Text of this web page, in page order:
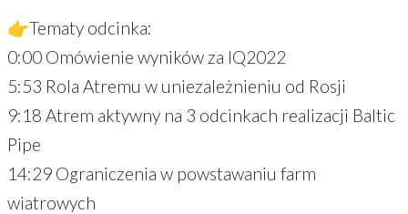
👉Tematy odcinka:
0:00 Omówienie wyników za IQ2022
5:53 Rola Atremu w uniezależnieniu od Rosji
9:18 Atrem aktywny na 3 odcinkach realizacji Baltic
Pipe
14:29 Ograniczenia w powstawaniu farm
wiatrowych